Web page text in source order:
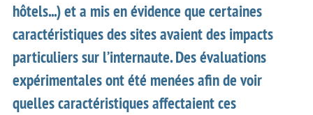
hôtels...) et a mis en évidence que certaines
caractéristiques des sites avaient des impacts
particuliers sur l’internaute. Des évaluations
expérimentales ont été menées afin de voir
quelles caractéristiques affectaient ces